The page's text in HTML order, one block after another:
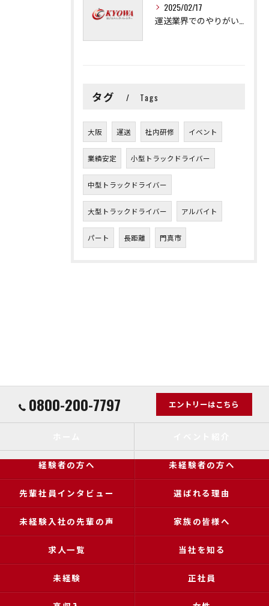
2025/02/17
タグ Tags
大阪 運送 社内研修 イベント
業績安定 小型トラックドライバー
中型トラックドライバー
大型トラックドライバー アルバイト
パート 長距離 門真市
0800-200-7797 エントリーはこちら
経験者の方へ 未経験者の方へ
先輩社員インタビュー 選ばれる理由
未経験入社の先輩の声 家族の皆様へ
求人一覧 当社を知る
未経験 正社員